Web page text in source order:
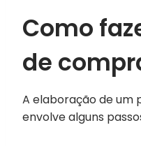
Como
de
A elaboração de um
envolve alguns